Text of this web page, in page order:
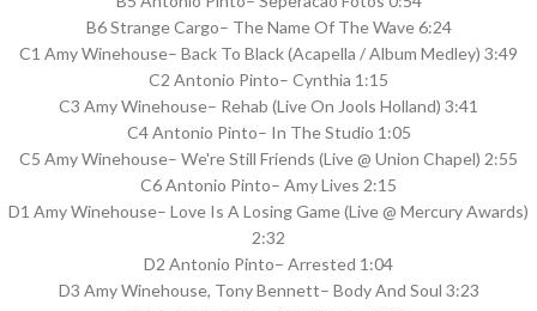
B6 Strange Cargo– The Name Of The Wave 6:24
C1 Amy Winehouse– Back To Black (Acapella / Album Medley) 3:49
C2 Antonio Pinto– Cynthia 1:15
C3 Amy Winehouse– Rehab (Live On Jools Holland) 3:41
C4 Antonio Pinto– In The Studio 1:05
C5 Amy Winehouse– We're Still Friends (Live @ Union Chapel) 2:55
C6 Antonio Pinto– Amy Lives 2:15
D1 Amy Winehouse– Love Is A Losing Game (Live @ Mercury Awards)
2:32
D2 Antonio Pinto– Arrested 1:04
D3 Amy Winehouse, Tony Bennett– Body And Soul 3:23